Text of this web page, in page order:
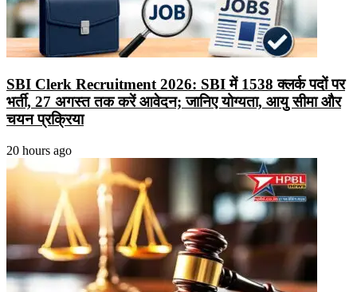
SBI Clerk Recruitment 2026: SBI में 1538 क्लर्क पदों पर
भर्ती, 27 अगस्त तक करें आवेदन; जानिए योग्यता, आयु सीमा और
चयन प्रक्रिया
20 hours ago